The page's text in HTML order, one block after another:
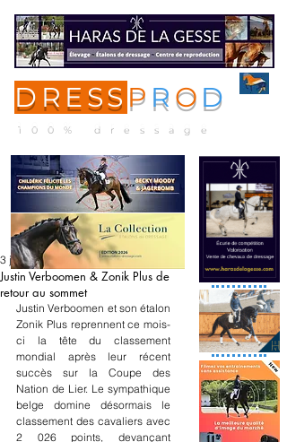
DRESS P R O D
100% dressage
Justin Verboomen & Zonik Plus de
retour au sommet
3 juin
Justin Verboomen et son étalon
Zonik Plus reprennent ce mois-
ci la tête du classement
mondial après leur récent
succès sur la Coupe des
Nation de Lier. Le sympathique
belge domine désormais le
classement des cavaliers avec
2 026 points, devançant